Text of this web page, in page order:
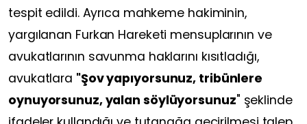
tespit edildi. Ayrıca mahkeme hakiminin,
yargılanan Furkan Hareketi mensuplarının ve
avukatlarının savunma haklarını kısıtladığı,
avukatlara "Şov yapıyorsunuz, tribünlere
oynuyorsunuz, yalan söylüyorsunuz" şeklinde